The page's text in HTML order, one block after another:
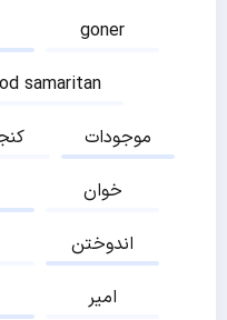
goner
samaritan
موجودات
خوان
اندوختن
امیر